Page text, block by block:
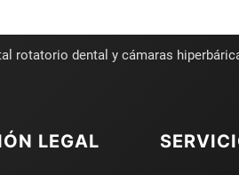
rotatorio dental y cámaras
LEGAL